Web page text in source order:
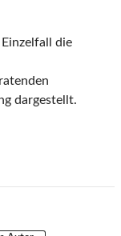
die
dargestellt.